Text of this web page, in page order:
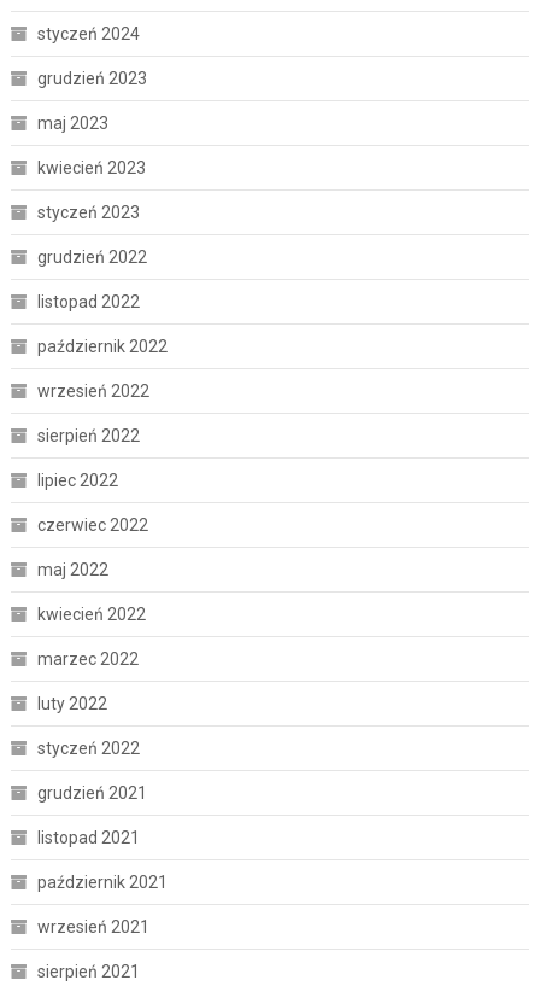
styczeń 2024
grudzień 2023
maj 2023
kwiecień 2023
styczeń 2023
grudzień 2022
listopad 2022
październik 2022
wrzesień 2022
sierpień 2022
lipiec 2022
czerwiec 2022
maj 2022
kwiecień 2022
marzec 2022
luty 2022
styczeń 2022
grudzień 2021
listopad 2021
październik 2021
wrzesień 2021
sierpień 2021